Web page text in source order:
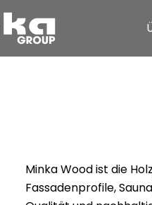
Minka Wood ist die
Fassadenprofile,